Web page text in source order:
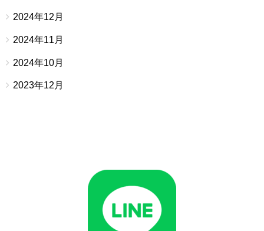
2024年12月
2024年11月
2024年10月
2023年12月